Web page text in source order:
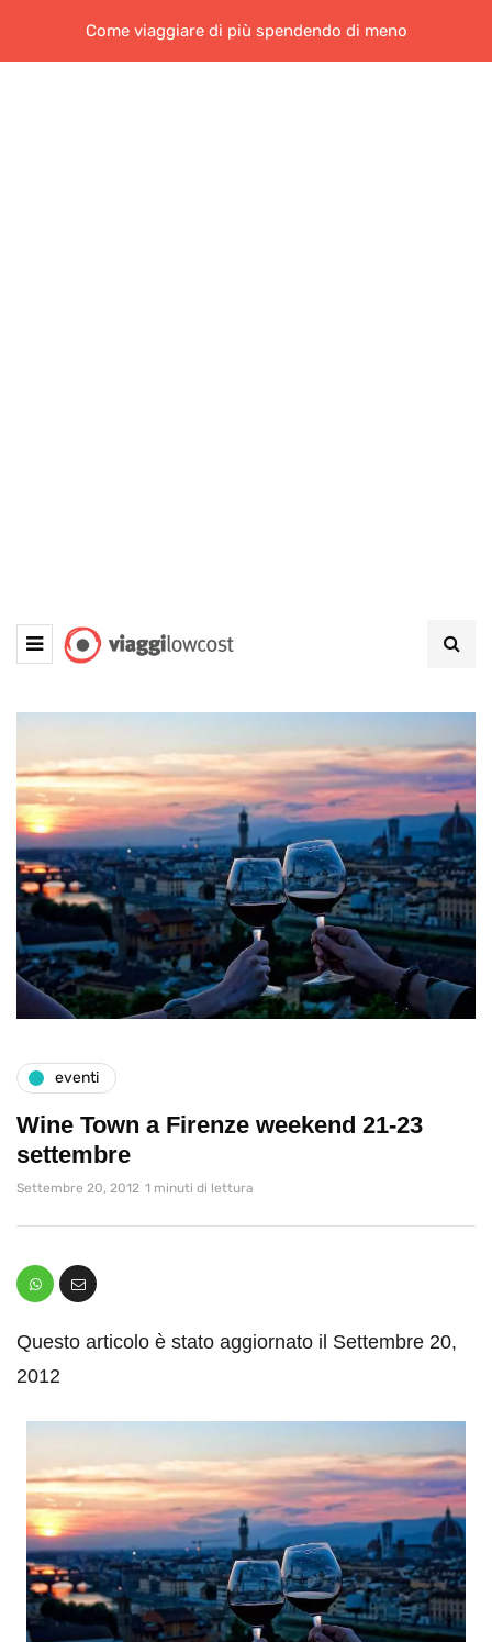
Come viaggiare di più spendendo di meno
eventi
Wine Town a Firenze weekend 21-23
settembre
Settembre 20, 2012 1 minuti di lettura
Questo articolo è stato aggiornato il Settembre 20,
2012